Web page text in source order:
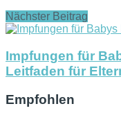
Nächster Beitrag
Impfungen für
Leitfaden für
Empfohlen